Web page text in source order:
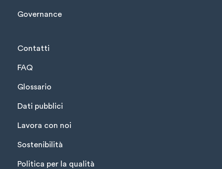
Governance
Contatti
FAQ
Glossario
Dati pubblici
Lavora con noi
Sostenibilità
Politica per la qualità